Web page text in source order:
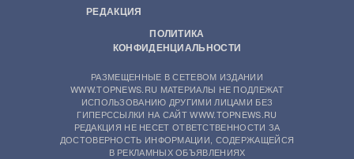
РЕДАКЦИЯ
ПОЛИТИКА
КОНФИДЕНЦИАЛЬНОСТИ
РАЗМЕЩЕННЫЕ В СЕТЕВОМ ИЗДАНИИ
WWW.TOPNEWS.RU МАТЕРИАЛЫ НЕ ПОДЛЕЖАТ
ИСПОЛЬЗОВАНИЮ ДРУГИМИ ЛИЦАМИ БЕЗ
ГИПЕРССЫЛКИ НА САЙТ WWW.TOPNEWS.RU
РЕДАКЦИЯ НЕ НЕСЕТ ОТВЕТСТВЕННОСТИ ЗА
ДОСТОВЕРНОСТЬ ИНФОРМАЦИИ, СОДЕРЖАЩЕЙСЯ
В РЕКЛАМНЫХ ОБЪЯВЛЕНИЯХ